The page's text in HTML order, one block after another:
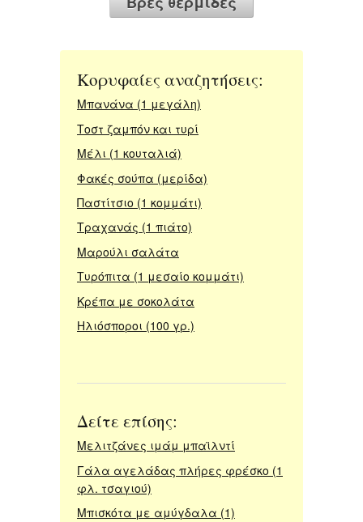
Κορυφαίες αναζητήσεις:
Μπανάνα (1 μεγάλη)
Τοστ ζαμπόν και τυρί
Μέλι (1 κουταλιά)
Φακές σούπα (μερίδα)
Παστίτσιο (1 κομμάτι)
Τραχανάς (1 πιάτο)
Μαρούλι σαλάτα
Τυρόπιτα (1 μεσαίο κομμάτι)
Κρέπα με σοκολάτα
Ηλιόσποροι (100 γρ.)
Δείτε επίσης:
Μελιτζάνες ιμάμ μπαϊλντί
Γάλα αγελάδας πλήρες φρέσκο (1
φλ. τσαγιού)
Μπισκότα με αμύγδαλα (1)